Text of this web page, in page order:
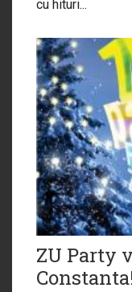
cu hituri...
ZU Party